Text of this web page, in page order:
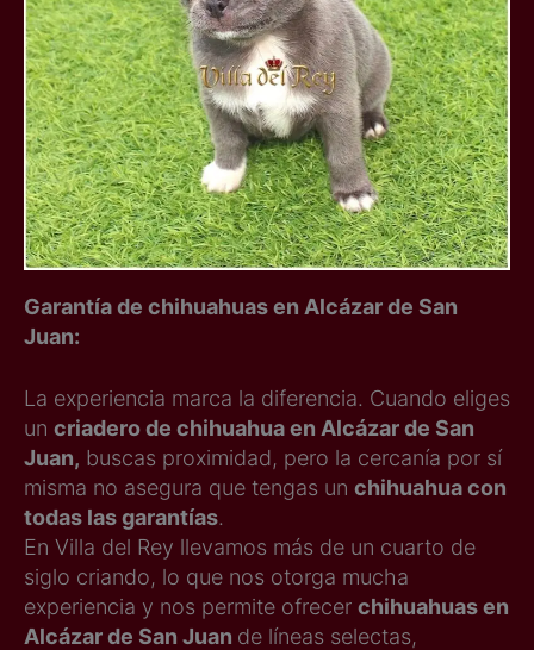
Garantía de chihuahuas en Alcázar de San
Juan:
La experiencia marca la diferencia. Cuando eliges
un criadero de chihuahua en Alcázar de San
Juan, buscas proximidad, pero la cercanía por sí
misma no asegura que tengas un chihuahua con
todas las garantías.
En Villa del Rey llevamos más de un cuarto de
siglo criando, lo que nos otorga mucha
experiencia y nos permite ofrecer chihuahuas en
Alcázar de San Juan de líneas selectas,